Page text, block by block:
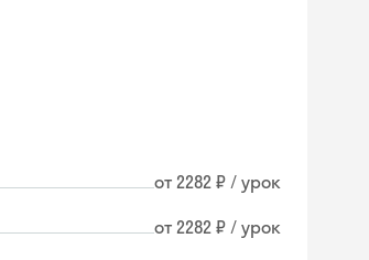
от 2282 ₽ / урок
от 2282 ₽ / урок